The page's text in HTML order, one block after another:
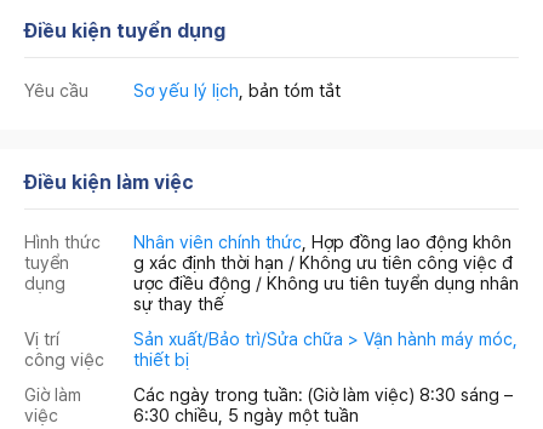
Điều kiện tuyển dụng
Yêu cầu Sơ yếu lý lịch , bản tóm tắt
Điều kiện làm việc
Hình thức
tuyển
dụng
Nhân viên chính thức , Hợp đồng lao động khôn
g xác định thời hạn / Không ưu tiên công việc đ
ược điều động / Không ưu tiên tuyển dụng nhân
sự thay thế
Vị trí
công việc
Sản xuất/Bảo trì/Sửa chữa > Vận hành máy móc,
thiết bị
Giờ làm
việc
Các ngày trong tuần: (Giờ làm việc) 8:30 sáng –
6:30 chiều, 5 ngày một tuần